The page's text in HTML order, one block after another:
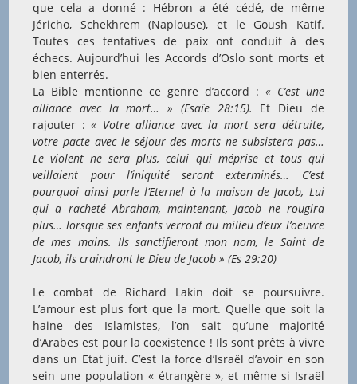
que cela a donné : Hébron a été cédé, de même
Jéricho, Schekhrem (Naplouse), et le Goush Katif.
Toutes ces tentatives de paix ont conduit à des
échecs. Aujourd’hui les Accords d’Oslo sont morts et
bien enterrés.
La Bible mentionne ce genre d’accord : « C’est une
alliance avec la mort… » (Esaïe 28:15). Et Dieu de
rajouter :« Votre alliance avec la mort sera détruite,
votre pacte avec le séjour des morts ne subsistera pas…
Le violent ne sera plus, celui qui méprise et tous qui
veillaient pour l’iniquité seront exterminés… C’est
pourquoi ainsi parle l’Eternel à la maison de Jacob, Lui
qui a racheté Abraham, maintenant, Jacob ne rougira
plus… lorsque ses enfants verront au milieu d’eux l’oeuvre
de mes mains. Ils sanctifieront mon nom, le Saint de
Jacob, ils craindront le Dieu de Jacob »(Es 29:20)
Le combat de Richard Lakin doit se poursuivre.
L’amour est plus fort que la mort. Quelle que soit la
haine des Islamistes, l’on sait qu’une majorité
d’Arabes est pour la coexistence ! Ils sont prêts à vivre
dans un Etat juif. C’est la force d’Israël d’avoir en son
sein une population « étrangère », et même si Israël